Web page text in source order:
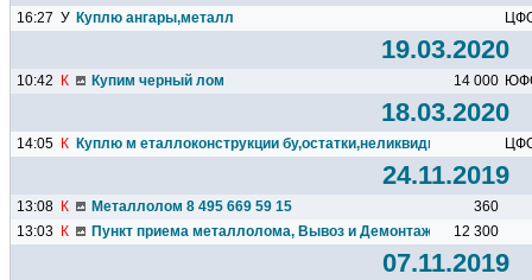
16:27 У Куплю ангары,металл
19.03.2020
10:42 К Купим черный лом 14 000
18.03.2020
14:05 К Куплю м еталлоконструкции бу,остатки,неликвиды,госререрв
24.11.2019
13:08 К Металлолом 8 495 669 59 15
360
13:03 К Пункт приема металлолома, Вывоз и Демонтаж 12 300
07.11.2019